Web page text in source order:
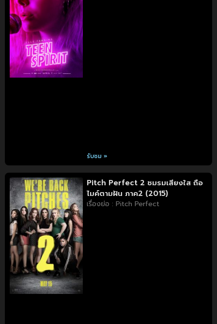
รับชม »
Pitch Perfect 2 ชมรมเสียงใส ถือ
ไมค์ตามฝัน ภาค2 (2015)
เรื่องย่อ : Pitch Perfect